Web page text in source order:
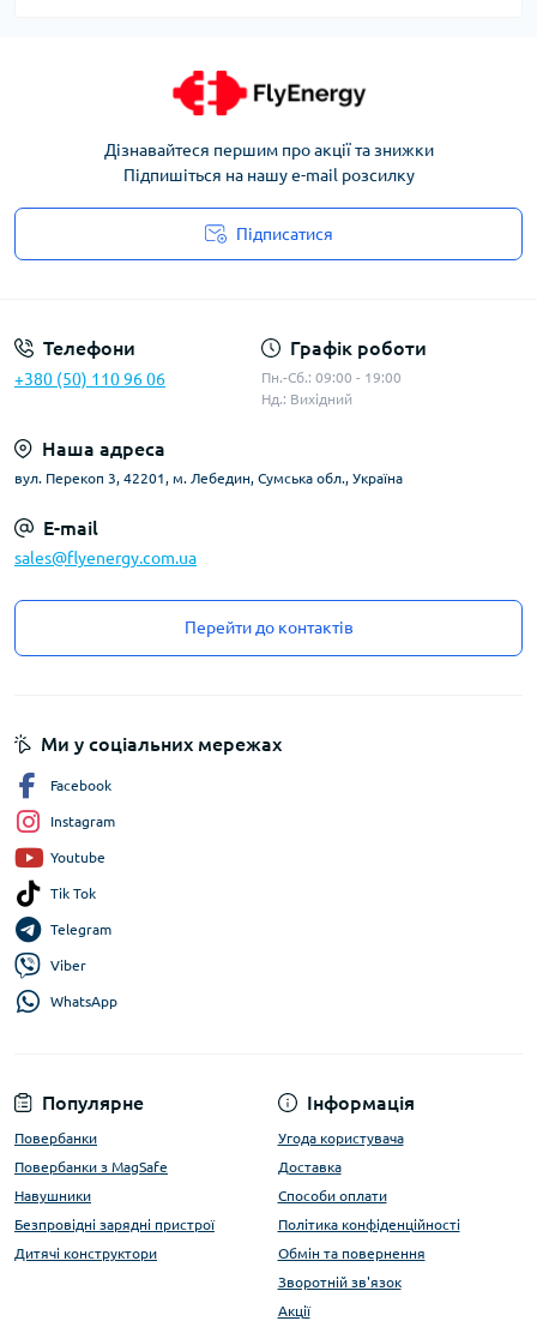
Дізнавайтеся першим про акції та знижки
Підпишіться на нашу e-mail розсилку
Підписатися
Телефони
+380 (50) 110 96 06
Графік роботи
Пн.-Сб.: 09:00 - 19:00
Нд.: Вихідний
Наша адреса
вул. Перекоп 3, 42201, м. Лебедин, Сумська обл., Україна
E-mail
sales@flyenergy.com.ua
Перейти до контактів
Популярне
Повербанки
Повербанки з MagSafe
Навушники
Безпровідні зарядні пристрої
Дитячі конструктори
Інформація
Угода користувача
Доставка
Способи оплати
Політика конфіденційності
Обмін та повернення
Зворотній зв'язок
Акції
Ми у соціальних мережах
Facebook
Instagram
Youtube
Tik Tok
Telegram
Viber
WhatsApp